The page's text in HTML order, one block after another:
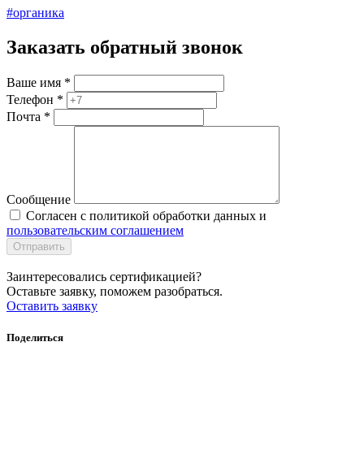
#органика
Заказать обратный звонок
Ваше имя *
Телефон *
Почта *
Сообщение
Согласен с политикой обработки данных и
пользовательским соглашением
Отправить
Заинтересовались сертификацией?
Оставьте заявку, поможем разобраться.
Оставить заявку
Поделиться